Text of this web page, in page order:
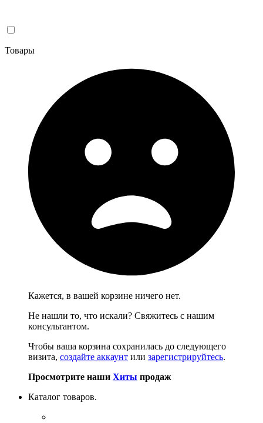
Товары
Кажется, в вашей корзине ничего нет.
Не нашли то, что искали? Свяжитесь с нашим
консультантом.
Чтобы ваша корзина сохранилась до следующего
визита, создайте аккаунт или зарегистрируйтесь.
Просмотрите наши Хиты продаж
Каталог товаров.